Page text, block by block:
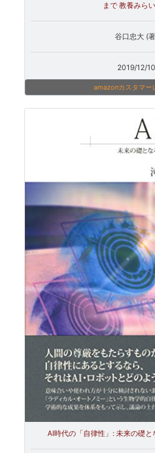
まで 教養みら
谷口忠大 (
2019/12/10
amazonカスタマー
AI時代の「自律性」: 未来の礎